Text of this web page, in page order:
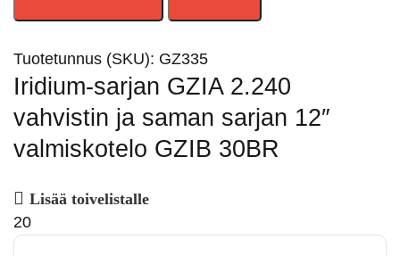
Tuotetunnus (SKU): GZ335
Iridium-sarjan GZIA 2.240
vahvistin ja saman sarjan 12″
valmiskotelo GZIB 30BR
Lisää toivelistalle
20